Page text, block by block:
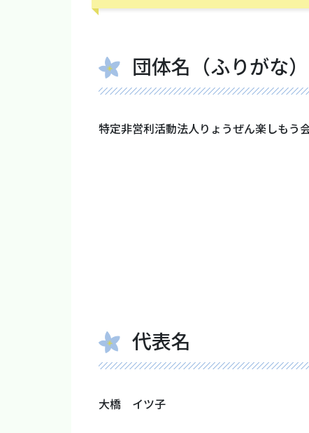
団体名（ふりがな）
特定非営利活動法人りょうぜん楽しもう
代表名
大橋 イツ子